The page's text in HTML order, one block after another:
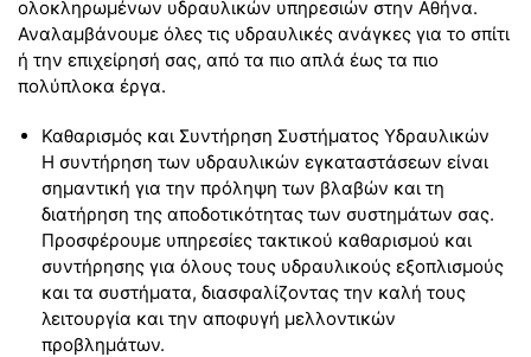
ολοκληρωμένων υδραυλικών υπηρεσιών στην Αθήνα.
Αναλαμβάνουμε όλες τις υδραυλικές ανάγκες για το σπίτι
ή την επιχείρησή σας, από τα πιο απλά έως τα πιο
πολύπλοκα έργα.
Καθαρισμός και Συντήρηση Συστήματος Υδραυλικών
Η συντήρηση των υδραυλικών εγκαταστάσεων είναι
σημαντική για την πρόληψη των βλαβών και τη
διατήρηση της αποδοτικότητας των συστημάτων σας.
Προσφέρουμε υπηρεσίες τακτικού καθαρισμού και
συντήρησης για όλους τους υδραυλικούς εξοπλισμούς
και τα συστήματα, διασφαλίζοντας την καλή τους
λειτουργία και την αποφυγή μελλοντικών
προβλημάτων.